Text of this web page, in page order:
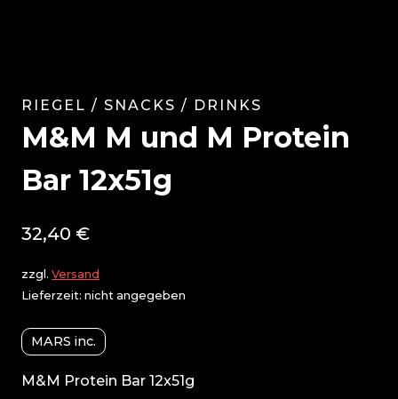
RIEGEL / SNACKS / DRINKS
M&M M und M Protein
Bar 12x51g
32,40 €
zzgl. Versand
Lieferzeit: nicht angegeben
MARS inc.
M&M Protein Bar 12x51g